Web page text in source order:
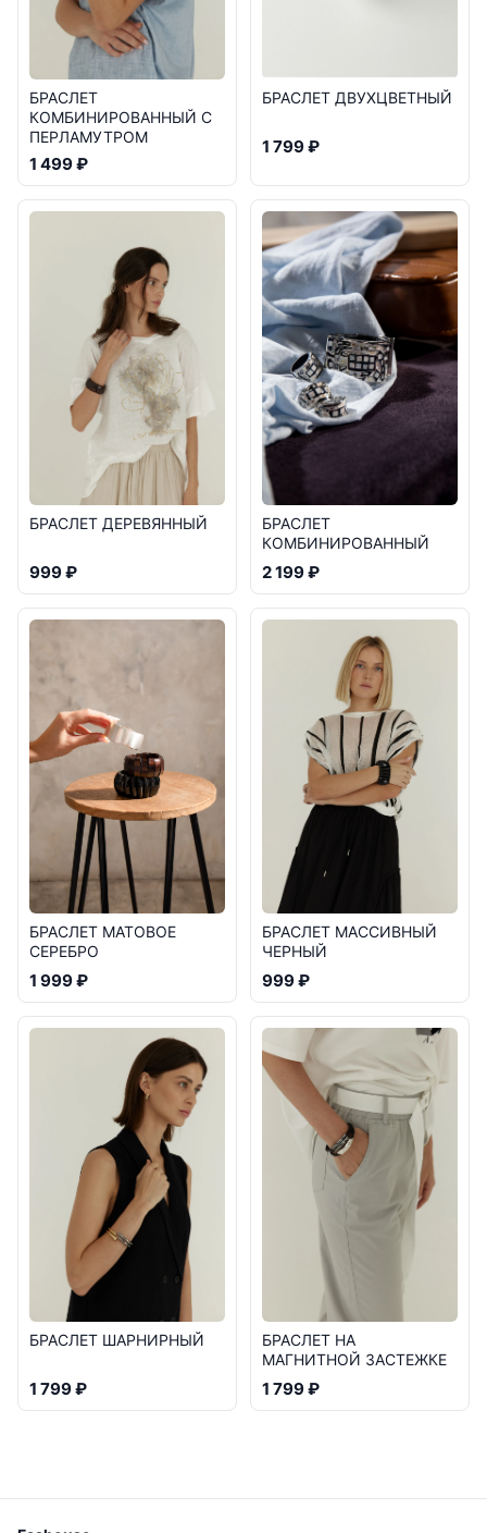
БРАСЛЕТ
КОМБИНИРОВАННЫЙ С
ПЕРЛАМУТРОМ
1 499 ₽
БРАСЛЕТ ДВУХЦВЕТНЫЙ
1 799 ₽
БРАСЛЕТ ДЕРЕВЯННЫЙ
999 ₽
БРАСЛЕТ
КОМБИНИРОВАННЫЙ
2 199 ₽
БРАСЛЕТ МАТОВОЕ
СЕРЕБРО
1 999 ₽
БРАСЛЕТ МАССИВНЫЙ
ЧЕРНЫЙ
999 ₽
БРАСЛЕТ ШАРНИРНЫЙ
1 799 ₽
БРАСЛЕТ НА
МАГНИТНОЙ ЗАСТЕЖКЕ
1 799 ₽